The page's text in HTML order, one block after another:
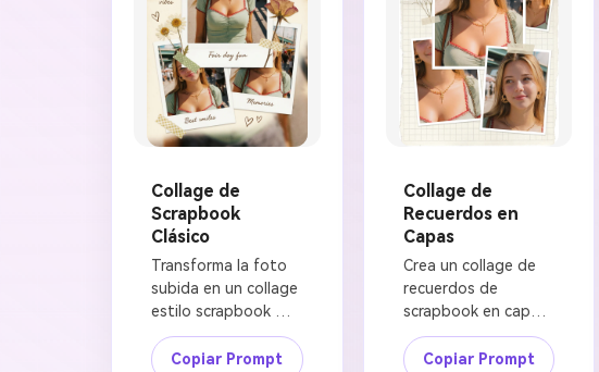
Collage de
Scrapbook
Clásico
Transforma la foto
subida en un collage
estilo scrapbook
nostálgico. Preserva
la identidad facial de
Copiar Prompt
Collage de
Recuerdos en
Capas
Crea un collage de
recuerdos de
scrapbook en capas
a partir de la foto de
referencia subida.
Copiar Prompt